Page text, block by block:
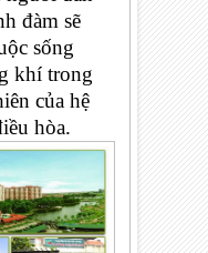
đàm sẽ
sống
khí trong
của hệ
hòa.